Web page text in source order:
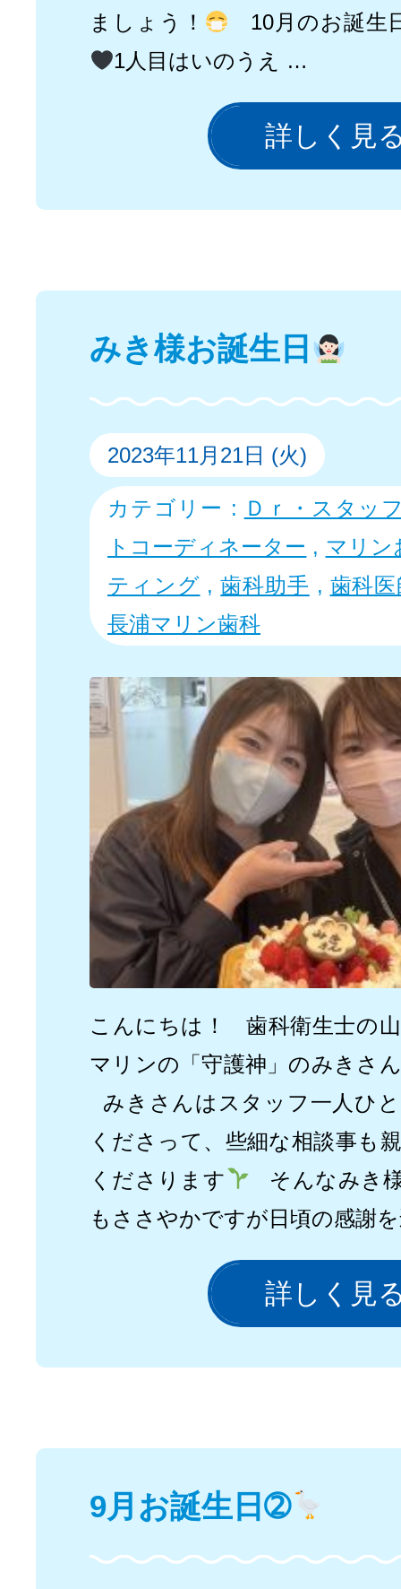
ましょう！
10月のお誕生
1人目はいのうえ …
詳しく見
みき様お誕生日
2023年11月21日 (火)
カテゴリー : Ｄｒ・スタッ
トコーディネーター , マリン
ティング ,歯科助手 , 歯科
長浦マリン歯科
こんにちは！ 歯科衛生士の
マリンの「守護神」のみきさ
みきさんはスタッフ一人ひ
くださって、些細な相談事も
くださります
そんなみき
もささやかですが日頃の感謝
詳しく見
9月お誕生日➁